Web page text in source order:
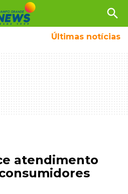
search
Últimas notícias
atendimento